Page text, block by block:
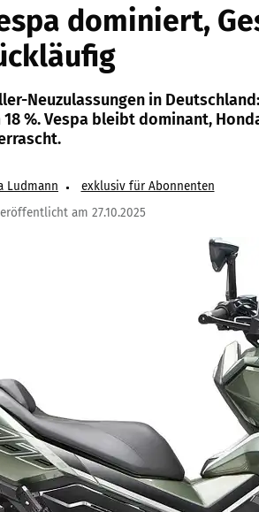
dominiert,
Neuzulassungen in
18 %. Vespa bleibt dominant,
Ludmann
exklusiv für Abonnenten
am 27.10.2025